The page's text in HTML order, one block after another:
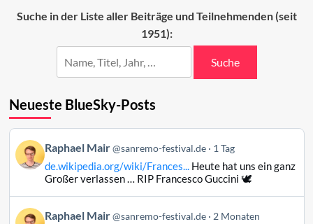
Beiträge
Suche in der Liste aller Beiträge und Teilnehmenden (seit
1951):
Suche
Neueste BlueSky-Posts
Beitrag
von
Raphael
Bluesky
Raphael Mair @sanremo-festival.de 1 Tag
de.wikipedia.org/wiki/Frances...Heute hat uns ein ganz
Großer verlassen … RIP Francesco Guccini 🕊️
BeitragRaphael Mair @sanremo-festival.de 2 Monaten